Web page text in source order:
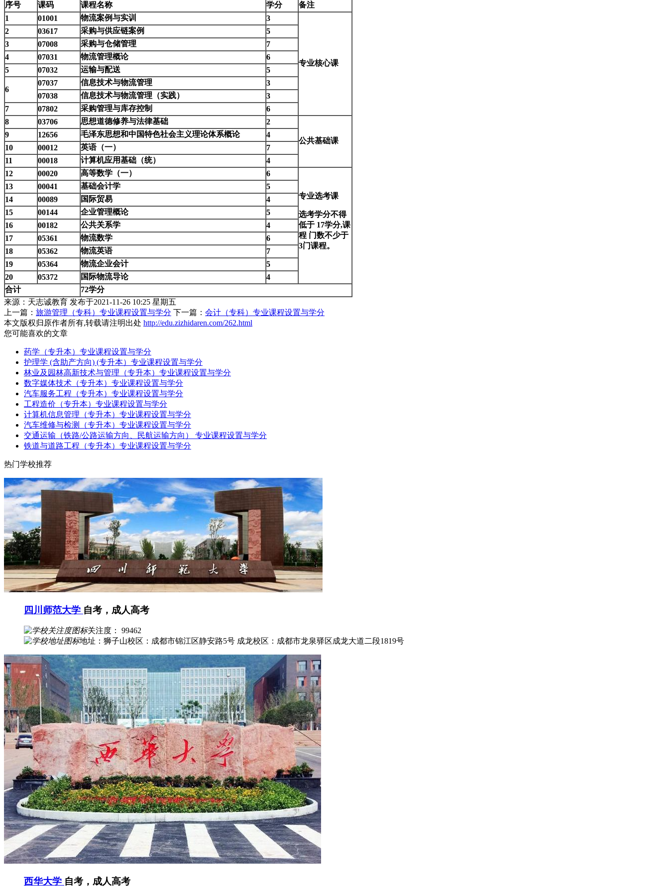
序号 课码 课程名称 学分
备注
1
01001 物流案例与实训 3
专业核心课
2 03617 采购与供应链案例
5
3
07008 采购与仓储管理
7
4
07031 物流管理概论
6
5
07032 运输与配送 5
6
07037 信息技术与物流管理
3
07038
信息技术与物流管理（实践）
3
7
07802 采购管理与库存控制
6
8
03706 思想道德修养与法律基础 2
公共基础课
9 12656 毛泽东思想和中国特色社会主义理论体系概论
4
10
00012 英语（一）
7
11
00018 计算机应用基础（统）
4
12
00020 高等数学（一） 6
专业选考课
选考学分不得
低于 17学分,课
程 门数不少于
3门课程。
13 00041 基础会计学
5
14
00089 国际贸易
4
15
00144 企业管理概论
5
16
00182 公共关系学
4
17
05361 物流数学
6
18
05362 物流英语
7
19
05364 物流企业会计
5
20
05372 国际物流导论
4
合计
72学分
来源：天志诚教育 发布于2021-11-26 10:25 星期五
上一篇： 旅游管理（专科）专业课程设置与学分 下一篇： 会计（专科）专业课程设置与学分
本文版权归原作者所有,转载请注明出处 http://edu.zizhidaren.com/262.html
您可能喜欢的文章
药学（专升本）专业课程设置与学分
护理学 (含助产方向) (专升本）专业课程设置与学分
林业及园林高新技术与管理（专升本）专业课程设置与学分
数字媒体技术（专升本）专业课程设置与学分
汽车服务工程（专升本）专业课程设置与学分
工程造价（专升本）专业课程设置与学分
计算机信息管理（专升本）专业课程设置与学分
汽车维修与检测（专升本）专业课程设置与学分
交通运输（铁路/公路运输方向、民航运输方向） 专业课程设置与学分
铁道与道路工程（专升本）专业课程设置与学分
热门学校推荐
四川师范大学 自考，成人高考
关注度： 99462
地址：狮子山校区：成都市锦江区静安路5号 成龙校区：成都市龙泉驿区成龙大道二段1819号
西华大学 自考，成人高考